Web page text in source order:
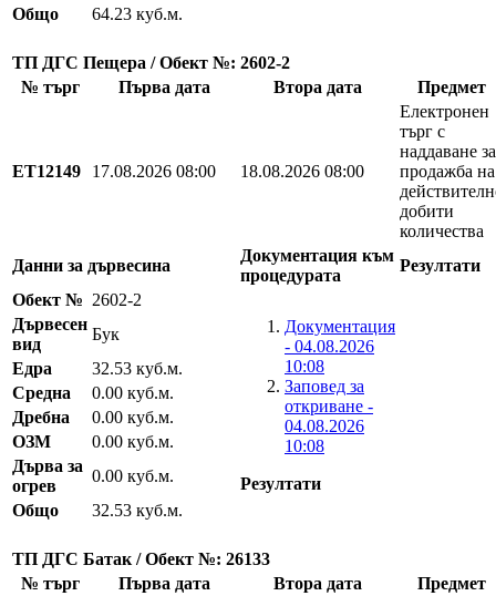
Общо
64.23 куб.м.
ТП ДГС Пещера / Обект №: 2602-2
№ търг
Първа дата Втора дата Предмет
EТ12149 17.08.2026 08:00 18.08.2026 08:00
Електронен
търг с
наддаване за
продажба на
добити
количества
Данни за дървесина
Документация към
процедурата
Резултати
Обект № 2602-2
Документация
- 04.08.2026
10:08
Заповед за
откриване -
04.08.2026
10:08
Резултати
Дървесен
вид
Бук
Едра
32.53 куб.м.
Средна
0.00 куб.м.
Дребна
0.00 куб.м.
ОЗМ
0.00 куб.м.
Дърва за
огрев
0.00 куб.м.
Общо
32.53 куб.м.
ТП ДГС Батак / Обект №: 26133
№ търг
Първа дата Втора дата Предмет